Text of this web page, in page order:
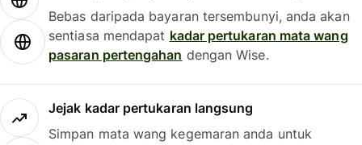
Bebas daripada bayaran tersembunyi, anda akan
sentiasa mendapat kadar pertukaran mata wang
pasaran pertengahan dengan Wise.
Jejak kadar pertukaran langsung
Simpan mata wang kegemaran anda untuk